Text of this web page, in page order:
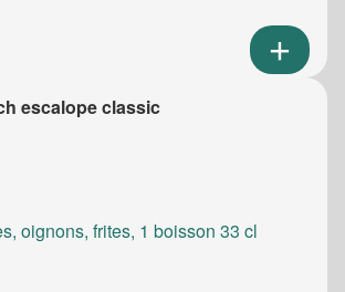
escalope classic
oignons, frites, 1 boisson 33 cl